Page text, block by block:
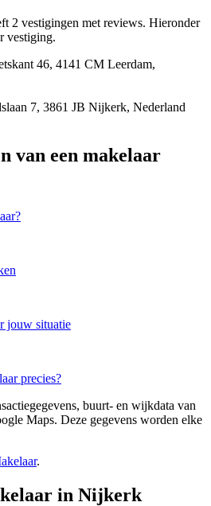
2 vestigingen met reviews. Hieronder
vestiging.
46, 4141 CM Leerdam,
7, 3861 JB Nijkerk, Nederland
van een makelaar
jouw situatie
precies?
buurt- en wijkdata van
Maps. Deze gegevens worden elke
.
in Nijkerk